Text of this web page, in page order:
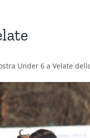
Under 6 a Velate